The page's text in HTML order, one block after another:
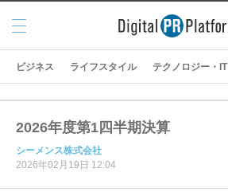
メニ
ュー
ビジネス ライフスタイル テクノロジー・IT
2026年度第1四半期決算
シーメンス株式会社
2026年02月19日 12:04